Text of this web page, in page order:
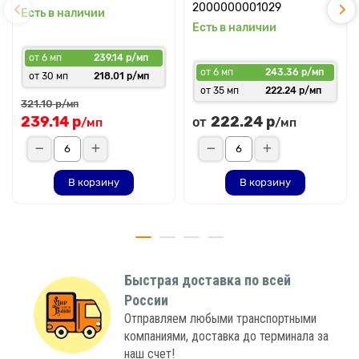
Есть в наличии
от 6 мп
239.14 р/мп
от 30 мп
218.01 р/мп
321.10 р/мп
239.14 р/мп
В корзину
2000000001029
Есть в наличии
от 6 мп
243.36 р/мп
от 35 мп
222.24 р/мп
от 222.24 р/мп
В корзину
Быстрая доставка по всей
России
Отправляем любыми транспортными
компаниями, доставка до терминала за
наш счет!